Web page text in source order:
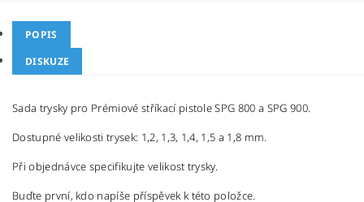
POPIS
DISKUZE
Sada trysky pro Prémiové stříkací pistole SPG 800 a SPG 900.
Dostupné velikosti trysek: 1,2, 1,3, 1,4, 1,5 a 1,8 mm.
Při objednávce specifikujte velikost trysky.
Buďte první, kdo napíše příspěvek k této položce.